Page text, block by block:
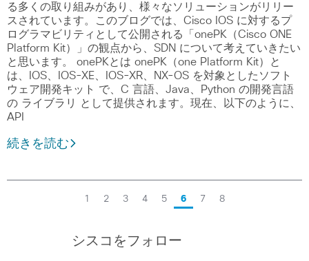
る多くの取り組みがあり、様々なソリューションがリリー
スされています。このブログでは、Cisco IOS に対するプ
ログラマビリティとして公開される「onePK（Cisco ONE
Platform Kit）」の観点から、SDN について考えていきたい
と思います。 onePKとは onePK（one Platform Kit）と
は、IOS、IOS-XE、IOS-XR、NX-OS を対象としたソフト
ウェア開発キット で、C 言語、Java、Python の開発言語
の ライブラリ として提供されます。現在、以下のように、
API
続きを読む
1 2 3 4 5 6 7 8
シスコをフォロー